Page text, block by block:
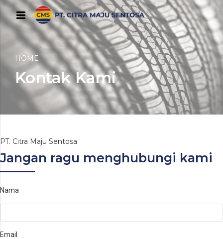
HOME
Kontak Kami
PT. Citra Maju Sentosa
Jangan ragu menghubungi kami
Nama
Email